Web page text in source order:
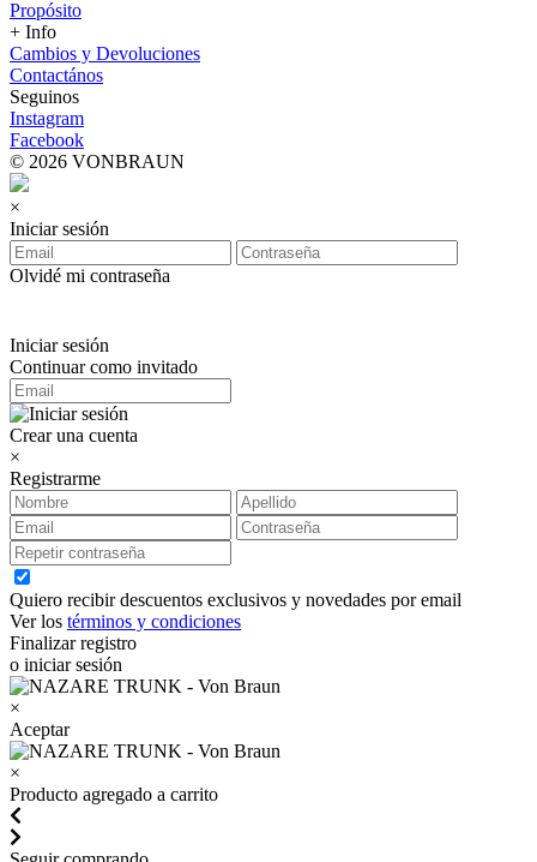
Propósito
+ Info
Cambios y Devoluciones
Contactános
Seguinos
Instagram
Facebook
© 2026 VONBRAUN
×
Iniciar sesión
Olvidé mi contraseña
Iniciar sesión
Continuar como invitado
Crear una cuenta
×
Registrarme
Quiero recibir descuentos exclusivos y novedades por email
Ver los términos y condiciones
Finalizar registro
o iniciar sesión
×
Aceptar
×
Producto agregado a carrito